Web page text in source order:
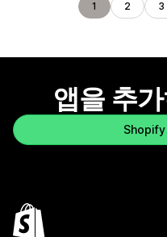
1 2 3
앱을 추
Shopify